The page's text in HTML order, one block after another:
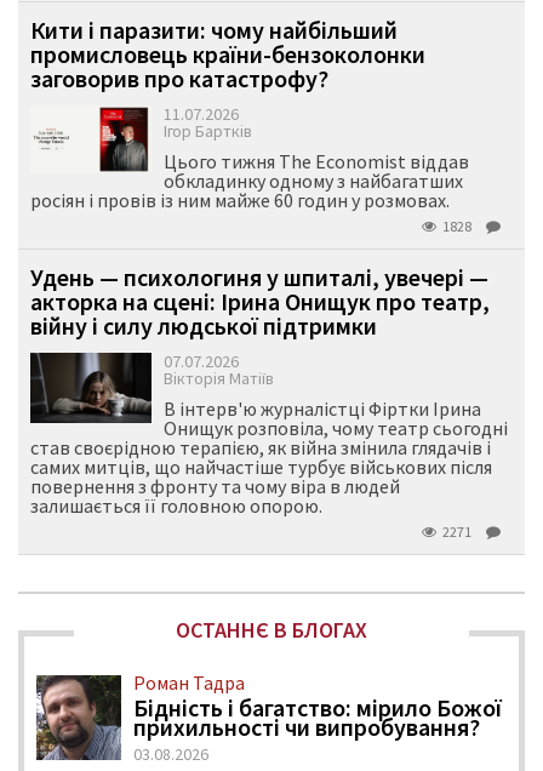
Кити і паразити: чому найбільший
промисловець країни-бензоколонки
заговорив про катастрофу?
11.07.2026
Ігор Бартків
Цього тижня The Economist віддав
обкладинку одному з найбагатших
росіян і провів із ним майже 60 годин у розмовах.
1828
Удень — психологиня у шпиталі, увечері —
акторка на сцені: Ірина Онищук про театр,
війну і силу людської підтримки
07.07.2026
Вікторія Матіїв
В інтерв'ю журналістці Фіртки Ірина
Онищук розповіла, чому театр сьогодні
став своєрідною терапією, як війна змінила глядачів і
самих митців, що найчастіше турбує військових після
повернення з фронту та чому віра в людей
залишається її головною опорою.
2271
ОСТАННЄ В БЛОГАХ
Роман Тадра
Бідність і багатство: мірило Божої
прихильності чи випробування?
03.08.2026